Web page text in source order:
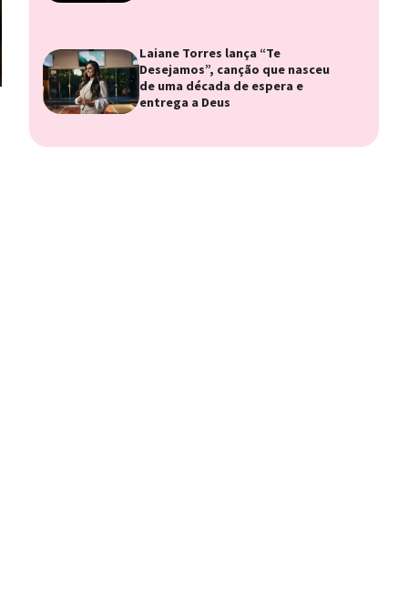
Laiane Torres lança “Te
Desejamos”, canção que nasceu
de uma década de espera e
entrega a Deus